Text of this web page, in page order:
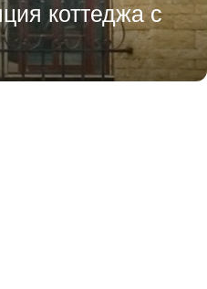
коттеджа с